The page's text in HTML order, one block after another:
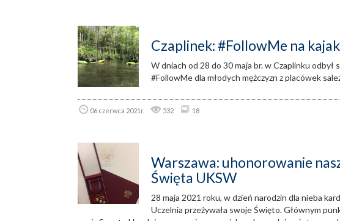
Czaplinek: #FollowMe na
W dniach od 28 do 30 maja br. w Czaplinku
#FollowMe dla młodych mężczyzn z placówek
06 czerwca 2021r. 532 18
Warszawa: uhonorowanie
Święta UKSW
28 maja 2021 roku, w dzień narodzin dla nieba
Uczelnia przeżywała swoje Święto. Głównym